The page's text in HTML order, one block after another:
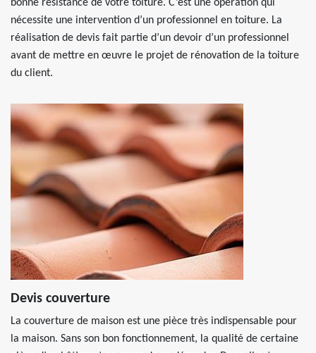
bonne résistance de votre toiture. C’est une opération qui
nécessite une intervention d’un professionnel en toiture. La
réalisation de devis fait partie d’un devoir d’un professionnel
avant de mettre en œuvre le projet de rénovation de la toiture
du client.
Devis couverture
La couverture de maison est une pièce très indispensable pour
la maison. Sans son bon fonctionnement, la qualité de certaine